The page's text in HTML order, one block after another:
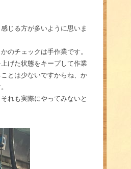
じる方が多いように思いま
のチェックは手作業です。
げた状態をキープして作業
とは少ないですからね、か
れも実際にやってみないと